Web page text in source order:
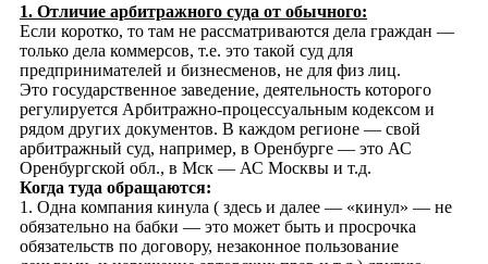
1. Отличие арбитражного суда от обычного:
Если коротко, то там не рассматриваются дела граждан —
только дела коммерсов, т.е. это такой суд для
предпринимателей и бизнесменов, не для физ лиц.
Это государственное заведение, деятельность которого
регулируется Арбитражно-процессуальным кодексом и
рядом других документов. В каждом регионе — свой
арбитражный суд, например, в Оренбурге — это АС
Оренбургской обл., в Мск — АС Москвы и т.д.
Когда туда обращаются:
1. Одна компания кинула ( здесь и далее — «кинул» — не
обязательно на бабки — это может быть и просрочка
обязательств по договору, незаконное пользование